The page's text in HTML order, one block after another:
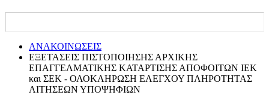
ΑΝΑΚΟΙΝΩΣΕΙΣ
ΕΞΕΤΑΣΕΙΣ ΠΙΣΤΟΠΟΙΗΣΗΣ ΑΡΧΙΚΗΣ
ΕΠΑΓΓΕΛΜΑΤΙΚΗΣ ΚΑΤΑΡΤΙΣΗΣ ΑΠΟΦΟΙΤΩΝ ΙΕΚ
και ΣΕΚ - ΟΛΟΚΛΗΡΩΣΗ ΕΛΕΓΧΟΥ ΠΛΗΡΟΤΗΤΑΣ
ΑΙΤΗΣΕΩΝ ΥΠΟΨΗΦΙΩΝ